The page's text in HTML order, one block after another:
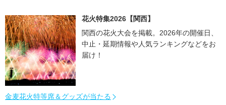
花火特集2026【関西】
関西の花火大会を掲載。2026年の開催日、
中止・延期情報や人気ランキングなどをお
届け！
金麦花火特等席＆グッズが当たる